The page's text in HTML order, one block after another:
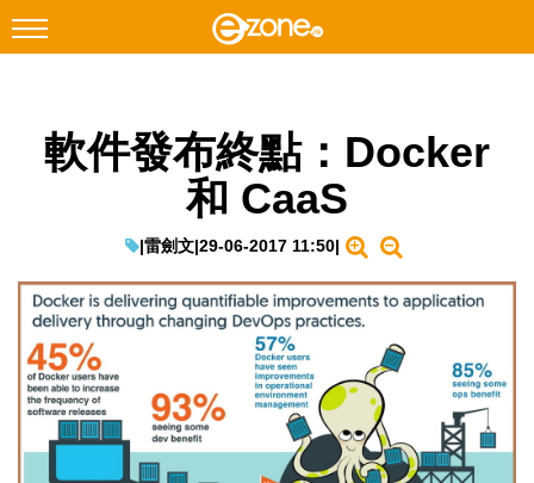
Facebook Instagram
遊戲動漫
教學評測
EduTech
IT Times
生成式AI與雲端應用
軟件發布終點：Docker
和 CaaS
|雷劍文|29-06-2017 11:50|